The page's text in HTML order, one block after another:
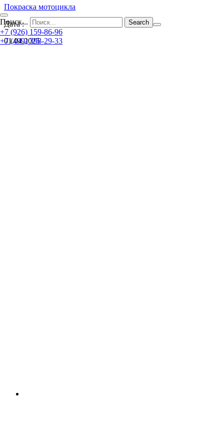
Поиск...
+7 (926) 159-86-96
+7 (499) 398-29-33
Покраска мотоцикла
Дата :
01.04.2025